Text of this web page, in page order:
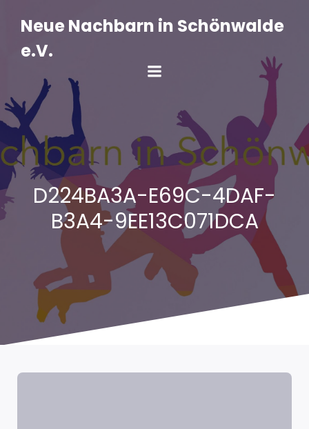
Inhalt
springenNeue Nachbarn in Schönwalde
e.V.
D224BA3A-E69C-4DAF-
B3A4-9EE13C071DCA